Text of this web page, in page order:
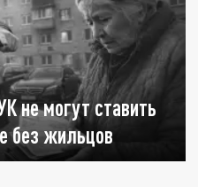
не могут ставить
без жильцов